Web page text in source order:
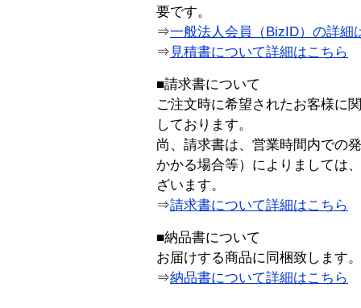
要です。
⇒一般法人会員（BizID）の詳細
⇒ 見積書について詳細はこちら
■請求書について
ご注文時に希望されたお客様に
しております。
尚、請求書は、営業時間内での
かかる場合等）によりましては
ざいます。
⇒請求書について詳細はこちら
■納品書について
お届けする商品に同梱致します。
⇒納品書について詳細はこちら